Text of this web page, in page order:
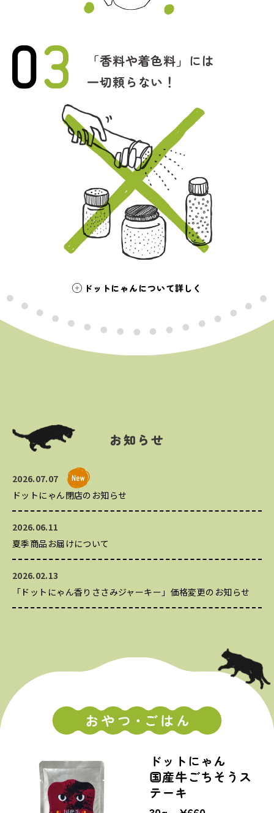
「香料や着色料」には
一切頼らない！
ドットにゃんについて詳しく
お知らせ
2026.07.07
ドットにゃん閉店のお知らせ
2026.06.11
夏季商品お届けについて
2026.02.13
「ドットにゃん香りささみジャーキー」価格変更のお知らせ
ドットにゃん
国産牛ごちそうス
テーキ